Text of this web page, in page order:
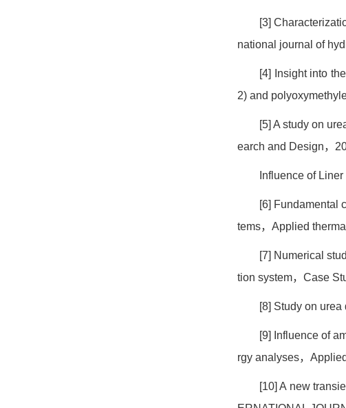
[3]
national journal of
[4] Insight into
2) and
[5] A study on
earch and Design，
Influence of
[6] Fundamental
tems， Applied
[7] Numerical
tion system， Case
[8] Study on
[9] Influence of
rgy analyses，
[10] A new